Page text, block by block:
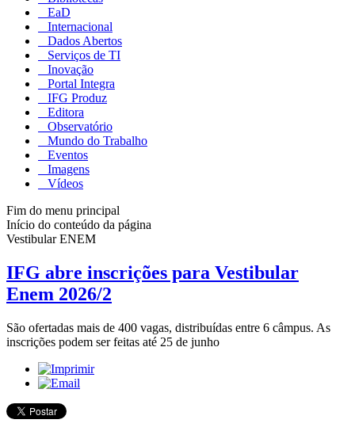
EaD
Internacional
Dados Abertos
Serviços de TI
Inovação
Portal Integra
IFG Produz
Editora
Observatório
Mundo do Trabalho
Eventos
Imagens
Vídeos
Fim do menu principal
Início do conteúdo da página
Vestibular ENEM
IFG abre inscrições para Vestibular
Enem 2026/2
São ofertadas mais de 400 vagas, distribuídas entre 6 câmpus. As
inscrições podem ser feitas até 25 de junho